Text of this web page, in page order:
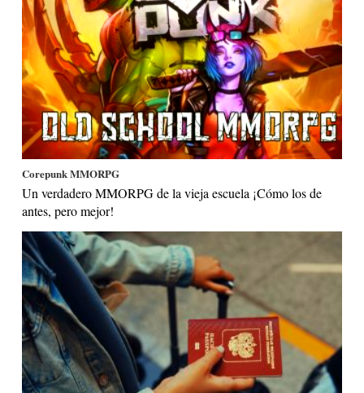
Corepunk MMORPG
Un verdadero MMORPG de la vieja escuela ¡Cómo los de
antes, pero mejor!